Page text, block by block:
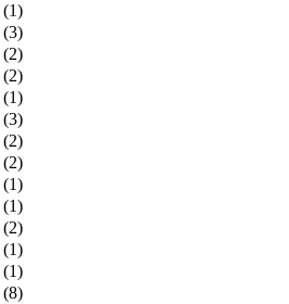
(1)
(3)
(2)
(2)
(1)
(3)
(2)
(2)
(1)
(1)
(2)
(1)
(1)
(8)